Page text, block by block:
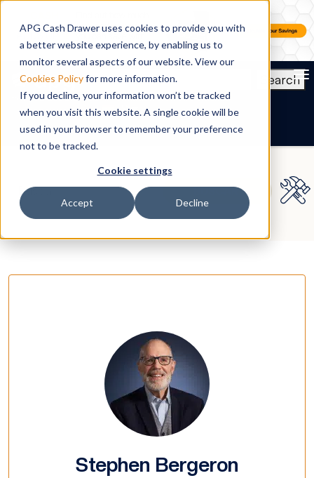
APG Cash Drawer uses cookies to provide you with
a better website experience, by enabling us to
monitor several aspects of our website. View our
Cookies Policyfor more information.
If you decline, your information won’t be tracked
when you visit this website. A single cookie will be
used in your browser to remember your preference
not to be tracked.
Cookie settings
Accept Decline
Search
ES
Stephen Bergeron